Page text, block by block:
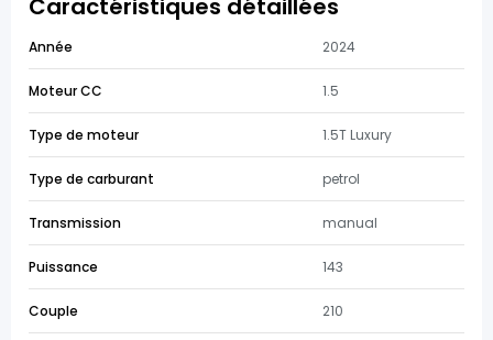
Caractéristiques détaillées
Année 2024
Moteur CC 1.5
Type de moteur 1.5T Luxury
Type de carburant petrol
Transmission manual
Puissance 143
Couple 210